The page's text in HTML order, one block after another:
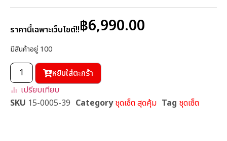
ราคานี้เฉพาะเว็บไซต์!!฿6,990.00
มีสินค้าอยู่ 100
หยิบใส่ตะกร้า
เปรียบเทียบ
SKU 15-0005-39 Category ชุดเซ็ต สุดคุ้ม Tag ชุดเซ็ต